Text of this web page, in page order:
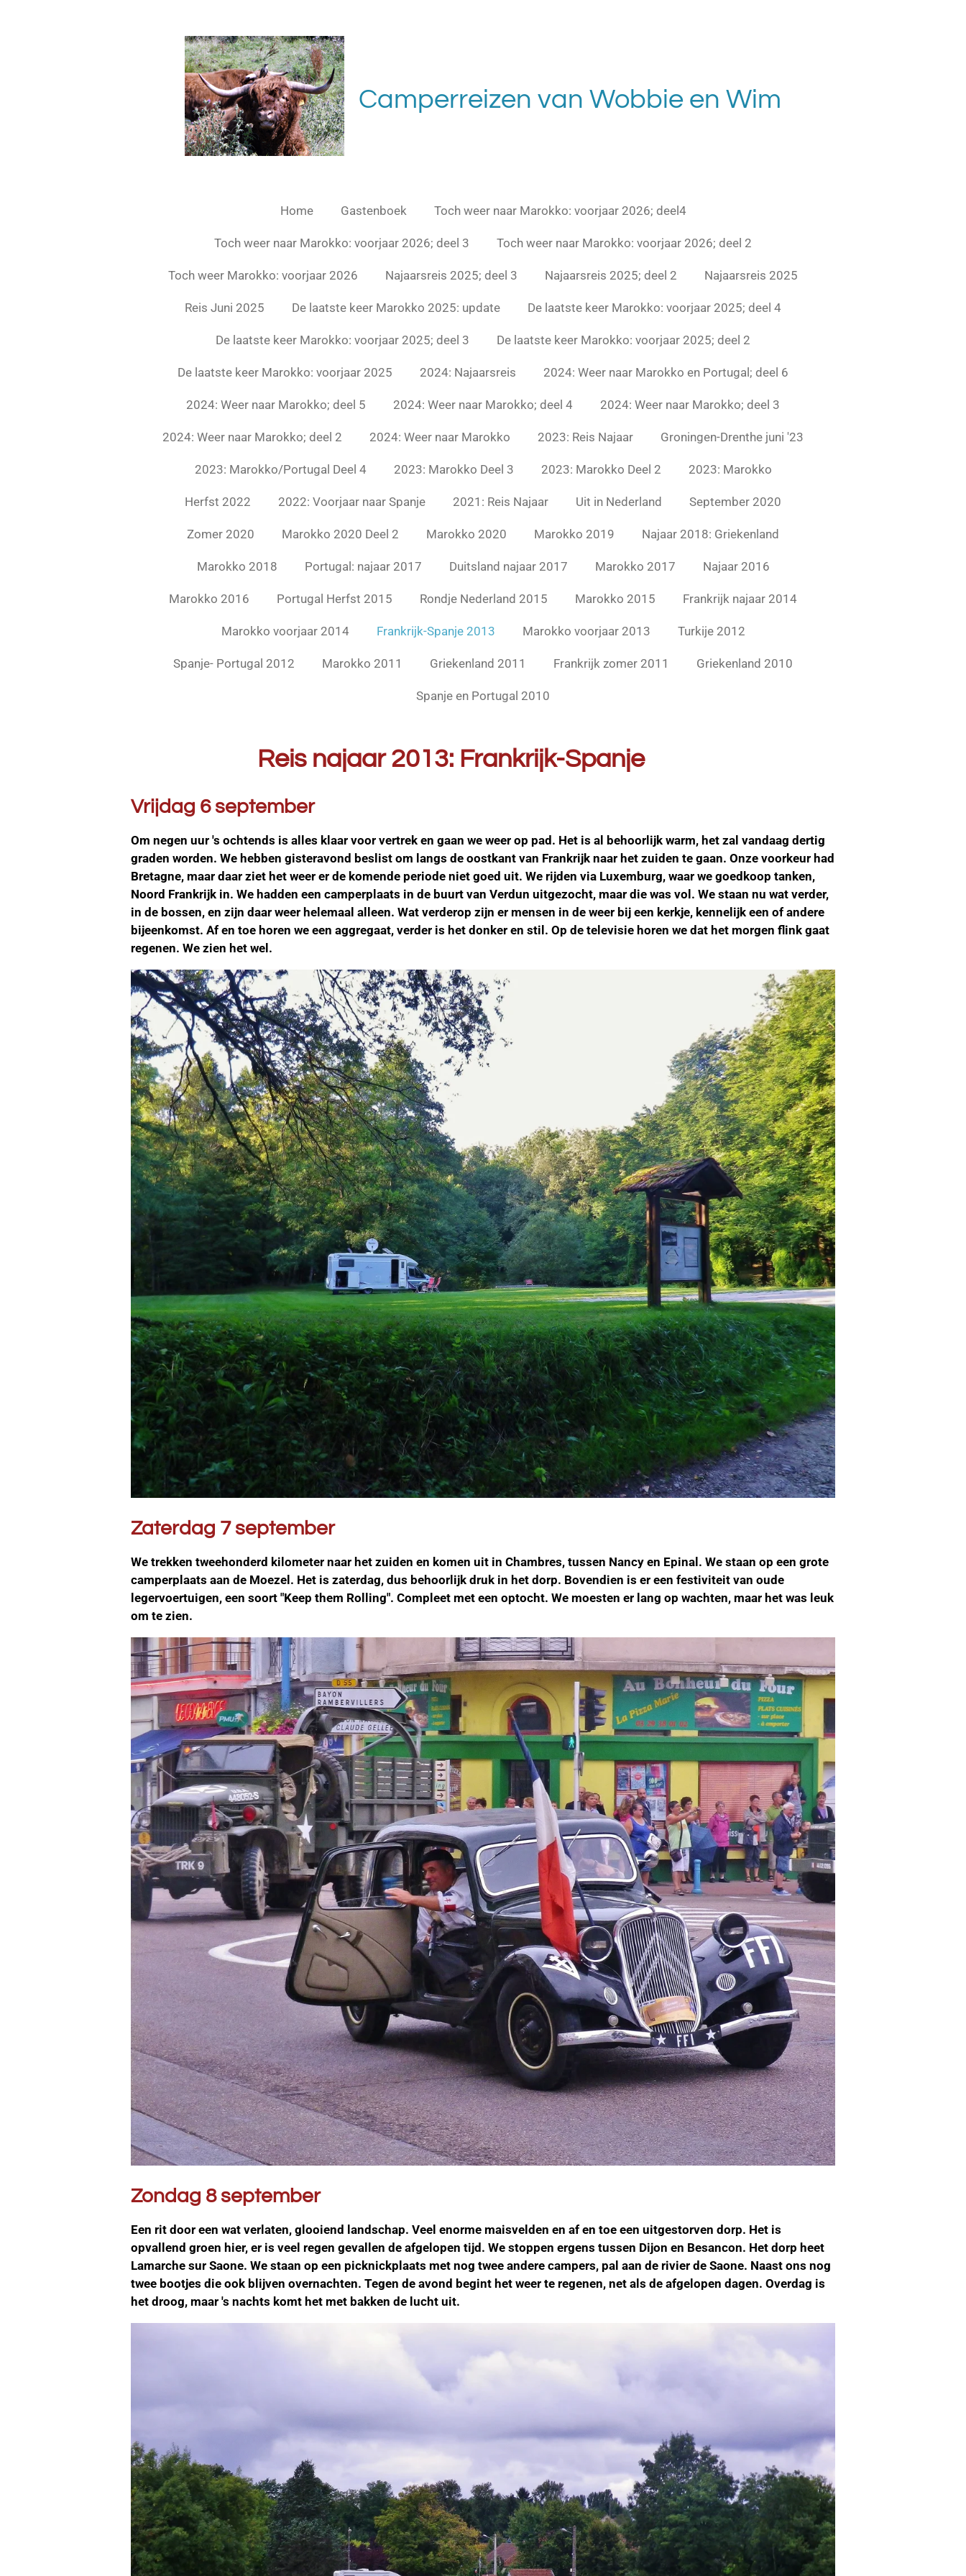
Camperreizen van Wobbie en Wim
Home Gastenboek Toch weer naar Marokko: voorjaar 2026; deel4
Toch weer naar Marokko: voorjaar 2026; deel 3 Toch weer naar Marokko: voorjaar 2026; deel 2
Toch weer Marokko: voorjaar 2026 Najaarsreis 2025; deel 3 Najaarsreis 2025; deel 2 Najaarsreis 2025
Reis Juni 2025 De laatste keer Marokko 2025: update De laatste keer Marokko: voorjaar 2025; deel 4
De laatste keer Marokko: voorjaar 2025; deel 3 De laatste keer Marokko: voorjaar 2025; deel 2
De laatste keer Marokko: voorjaar 2025 2024: Najaarsreis 2024: Weer naar Marokko en Portugal; deel 6
2024: Weer naar Marokko; deel 5 2024: Weer naar Marokko; deel 4 2024: Weer naar Marokko; deel 3
2024: Weer naar Marokko; deel 2 2024: Weer naar Marokko 2023: Reis Najaar Groningen-Drenthe juni '23
2023: Marokko/Portugal Deel 4 2023: Marokko Deel 3 2023: Marokko Deel 2 2023: Marokko
Herfst 2022 2022: Voorjaar naar Spanje 2021: Reis Najaar Uit in Nederland September 2020
Zomer 2020 Marokko 2020 Deel 2 Marokko 2020 Marokko 2019 Najaar 2018: Griekenland
Marokko 2018 Portugal: najaar 2017 Duitsland najaar 2017 Marokko 2017 Najaar 2016
Marokko 2016 Portugal Herfst 2015 Rondje Nederland 2015 Marokko 2015 Frankrijk najaar 2014
Marokko voorjaar 2014 Frankrijk-Spanje 2013 Marokko voorjaar 2013 Turkije 2012
Spanje- Portugal 2012 Marokko 2011 Griekenland 2011 Frankrijk zomer 2011 Griekenland 2010
Spanje en Portugal 2010
Reis najaar 2013: Frankrijk-Spanje
Vrijdag 6 september
Om negen uur 's ochtends is alles klaar voor vertrek en gaan we weer op pad. Het is al behoorlijk warm, het zal vandaag dertig
graden worden. We hebben gisteravond beslist om langs de oostkant van Frankrijk naar het zuiden te gaan. Onze voorkeur had
Bretagne, maar daar ziet het weer er de komende periode niet goed uit. We rijden via Luxemburg, waar we goedkoop tanken,
Noord Frankrijk in. We hadden een camperplaats in de buurt van Verdun uitgezocht, maar die was vol. We staan nu wat verder,
in de bossen, en zijn daar weer helemaal alleen. Wat verderop zijn er mensen in de weer bij een kerkje, kennelijk een of andere
bijeenkomst. Af en toe horen we een aggregaat, verder is het donker en stil. Op de televisie horen we dat het morgen flink gaat
regenen. We zien het wel.
Zaterdag 7 september
We trekken tweehonderd kilometer naar het zuiden en komen uit in Chambres, tussen Nancy en Epinal. We staan op een grote
camperplaats aan de Moezel. Het is zaterdag, dus behoorlijk druk in het dorp. Bovendien is er een festiviteit van oude
legervoertuigen, een soort "Keep them Rolling". Compleet met een optocht. We moesten er lang op wachten, maar het was leuk
om te zien.
Zondag 8 september
Een rit door een wat verlaten, glooiend landschap. Veel enorme maisvelden en af en toe een uitgestorven dorp. Het is
opvallend groen hier, er is veel regen gevallen de afgelopen tijd. We stoppen ergens tussen Dijon en Besancon. Het dorp heet
Lamarche sur Saone. We staan op een picknickplaats met nog twee andere campers, pal aan de rivier de Saone. Naast ons nog
twee bootjes die ook blijven overnachten. Tegen de avond begint het weer te regenen, net als de afgelopen dagen. Overdag is
het droog, maar 's nachts komt het met bakken de lucht uit.